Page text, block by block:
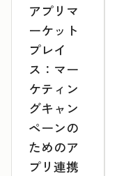
アプリマ
ーケット
プレイ
ス：マー
ケティン
グキャン
ペーンの
ためのア
プリ連携